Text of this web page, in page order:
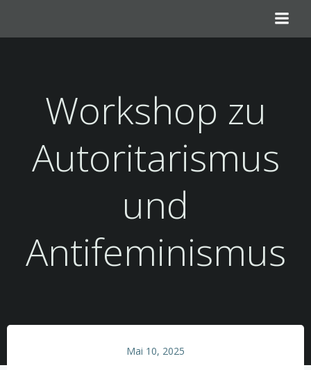
springen
Workshop zu
Autoritarismus
und
Antifeminismus
Mai 10, 2025